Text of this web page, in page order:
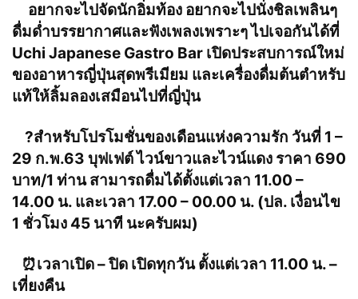
อยากจะไปจัดนักอิ่มท้อง อยากจะไปนั่งชิลเพลินๆ
ดื่มด่ำบรรยากาศและฟังเพลงเพราะๆ ไปเจอกันได้ที่
Uchi Japanese Gastro Bar เปิดประสบการณ์ใหม่
ของอาหารญี่ปุ่นสุดพรีเมียม และเครื่องดื่มต้นตำหรับ
แท้ให้ลิ้มลองเสมือนไปที่ญี่ปุ่น
?สำหรับโปรโมชั่นของเดือนแห่งความรัก วันที่ 1 –
29 ก.พ.63 บุฟเฟต์ ไวน์ขาวและไวน์แดง ราคา 690
บาท/1 ท่าน สามารถดื่มได้ตั้งแต่เวลา 11.00 –
14.00 น. และเวลา 17.00 – 00.00 น. (ปล. เงื่อนไข
1 ชั่วโมง 45 นาที นะครับผม)
⏰เวลาเปิด – ปิด เปิดทุกวัน ตั้งแต่เวลา 11.00 น. –
เที่ยงคืน